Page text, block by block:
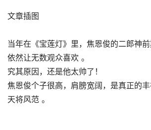
文章插图
当年在《宝莲灯》里，焦恩俊的二郎神
依然让无数观众喜欢 。
究其原因，还是他太帅了！
焦恩俊个子很高，肩膀宽阔，是真正的
天将风范 。